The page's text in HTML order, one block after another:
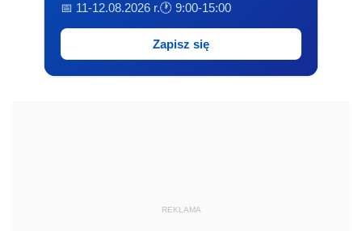
📅 11-12.08.2026 r.🕐 9:00-15:00
Zapisz się
REKLAMA